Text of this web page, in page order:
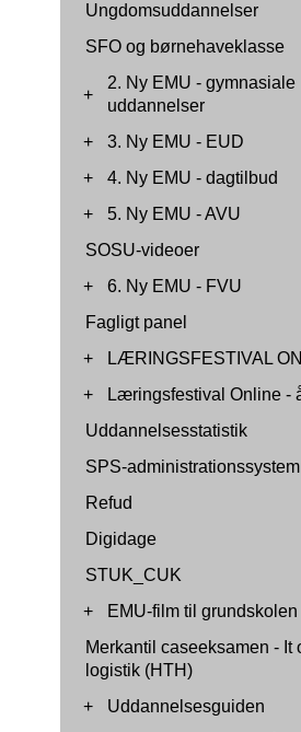
Ungdomsuddannelser
SFO og børnehaveklasse
+
2. Ny EMU - gymnasiale
uddannelser
+
3. Ny EMU - EUD
+
4. Ny EMU - dagtilbud
+
5. Ny EMU - AVU
SOSU-videoer
+
6. Ny EMU - FVU
Fagligt panel
+
LÆRINGSFESTIVAL
+
Læringsfestival Online -
Uddannelsesstatistik
SPS-administrationssystem
Refud
Digidage
STUK_CUK
+
EMU-film til grundskolen
Merkantil caseeksamen - It
logistik (HTH)
+
Uddannelsesguiden